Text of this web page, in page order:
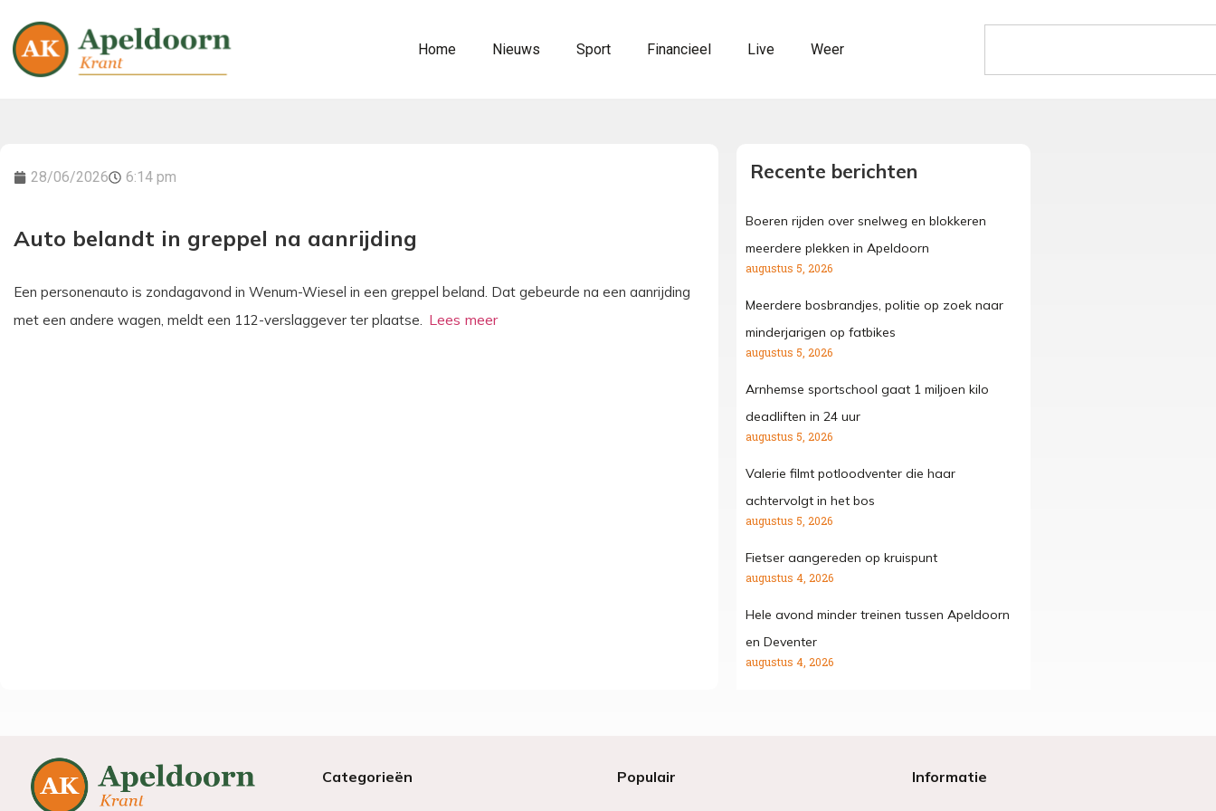
Home Nieuws Sport Financieel Live Weer
28/06/2026 6:14 pm
Auto belandt in greppel na aanrijding
Een personenauto is zondagavond in Wenum-Wiesel in een greppel beland. Dat gebeurde na een aanrijding
met een andere wagen, meldt een 112-verslaggever ter plaatse.
Recente berichten
Boeren rijden over snelweg en blokkeren
meerdere plekken in Apeldoorn
augustus 5, 2026
Meerdere bosbrandjes, politie op zoek naar
minderjarigen op fatbikes
augustus 5, 2026
Arnhemse sportschool gaat 1 miljoen kilo
deadliften in 24 uur
augustus 5, 2026
Valerie filmt potloodventer die haar
achtervolgt in het bos
augustus 5, 2026
Fietser aangereden op kruispunt
augustus 4, 2026
Hele avond minder treinen tussen Apeldoorn
en Deventer
augustus 4, 2026
Categorieën Populair Informatie